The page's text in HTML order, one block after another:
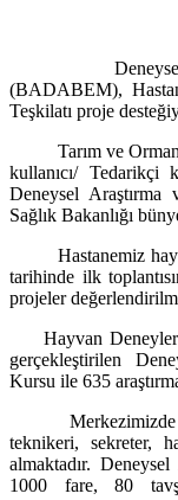
Deneysel
(BADABEM),
Teşkilatı proje
Tarım ve Orman
kullanıcı/ Tedarikçi
Deneysel Araştırma
Sağlık Bakanlığı
Hastanemiz
tarihinde ilk
projeler
Hayvan Deneyleri
gerçekleştirilen
Kursu ile 635
Merkezimizde
teknikeri, sekreter,
almaktadır.
1000 fare, 80